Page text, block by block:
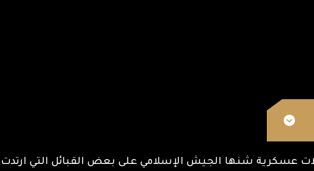
عسكرية شنها الجيش الإسلامي على بعض القبائل التي ارتدت